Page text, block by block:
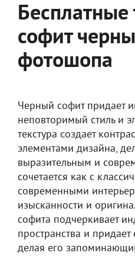
Бесплатные
софит
фотошопа
Черный софит придает
неповторимый стиль и
текстура создает
элементами дизайна,
выразительным и
сочетается как с
современными
изысканности и
софита подчеркивает
пространства и
делая его